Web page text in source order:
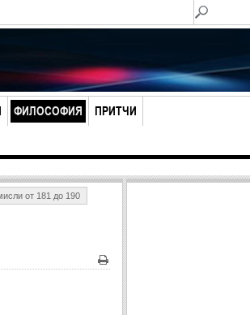
ФИЛОСОФИЯ ПРИТЧИ
от 181 до 190
Печат